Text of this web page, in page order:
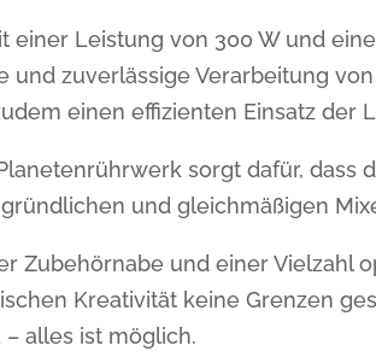
einer Leistung von 300 W und
und zuverlässige Verarbeitung
einen effizienten Einsatz der
sorgt dafür, dass
und gleichmäßigen
Zubehörnabe und einer Vielzahl
Kreativität keine Grenzen
alles ist möglich.